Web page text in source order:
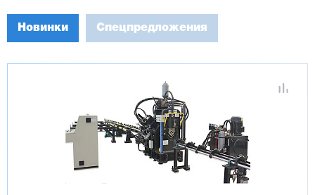
Новинки Спецпредложения